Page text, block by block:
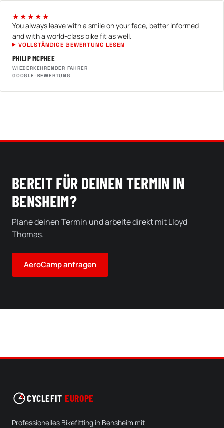
★★★★★
You always leave with a smile on your face, better informed
and with a world-class bike fit as well.
VOLLSTÄNDIGE BEWERTUNG LESEN
PHILIP MCPHEE
WIEDERKEHRENDER FAHRER
GOOGLE-BEWERTUNG
BEREIT FÜR DEINEN TERMIN IN
BENSHEIM?
Plane deinen Termin und arbeite direkt mit Lloyd
Thomas.
AeroCamp anfragen
CYCLEFIT EUROPE
Professionelles Bikefitting in Bensheim mit